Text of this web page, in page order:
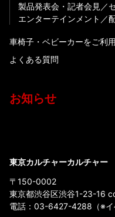
製品発表会・記者会見
エンターテインメント
車椅子・ベビーカーをご利
よくある質問
お知らせ
東京カルチャーカルチャー
〒150-0002
東京都渋谷区渋谷1-23-16
電話： 03-6427-4288 （※